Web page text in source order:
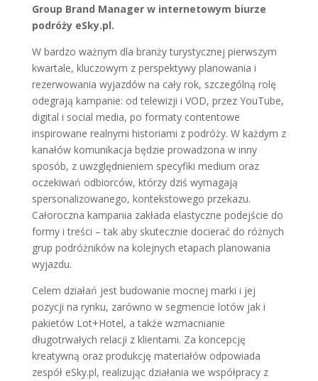
Group Brand Manager w internetowym biurze
podróży eSky.pl.
W bardzo ważnym dla branży turystycznej pierwszym
kwartale, kluczowym z perspektywy planowania i
rezerwowania wyjazdów na cały rok, szczególną rolę
odegrają kampanie: od telewizji i VOD, przez YouTube,
digital i social media, po formaty contentowe
inspirowane realnymi historiami z podróży. W każdym z
kanałów komunikacja będzie prowadzona w inny
sposób, z uwzględnieniem specyfiki medium oraz
oczekiwań odbiorców, którzy dziś wymagają
spersonalizowanego, kontekstowego przekazu.
Całoroczna kampania zakłada elastyczne podejście do
formy i treści – tak aby skutecznie docierać do różnych
grup podróżników na kolejnych etapach planowania
wyjazdu.
Celem działań jest budowanie mocnej marki i jej
pozycji na rynku, zarówno w segmencie lotów jak i
pakietów Lot+Hotel, a także wzmacnianie
długotrwałych relacji z klientami. Za koncepcję
kreatywną oraz produkcję materiałów odpowiada
zespół eSky.pl, realizując działania we współpracy z